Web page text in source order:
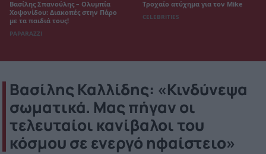
Βασίλης Σπανούλης – Ολυμπία
Χοψονίδου: Διακοπές στην Πάρο
με τα παιδιά τους!
PAPARAZZI
Τροχαίο ατύχημα για τον Mike
CELEBRITIES
Βασίλης Καλλίδης: «Κινδύνεψα
σωματικά. Μας πήγαν οι
τελευταίοι κανίβαλοι του
κόσμου σε ενεργό ηφαίστειο»